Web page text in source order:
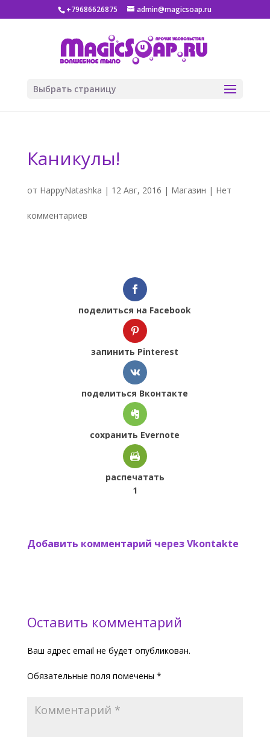
+79686626875 admin@magicsoap.ru
Выбрать страницу
Каникулы!
от HappyNatashka | 12 Авг, 2016 | Магазин | Нет
комментариев
поделиться на Facebook
запинить Pinterest
поделиться Вконтакте
сохранить Evernote
распечатать
1
Добавить комментарий через Vkontakte
Оставить комментарий
Ваш адрес email не будет опубликован.
Обязательные поля помечены *